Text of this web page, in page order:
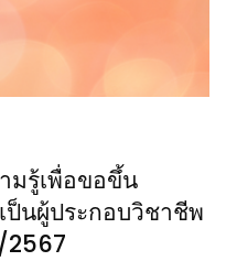
มรู้เพื่อขอขึ้น
ป็นผู้ประกอบวิชาชีพ
2567